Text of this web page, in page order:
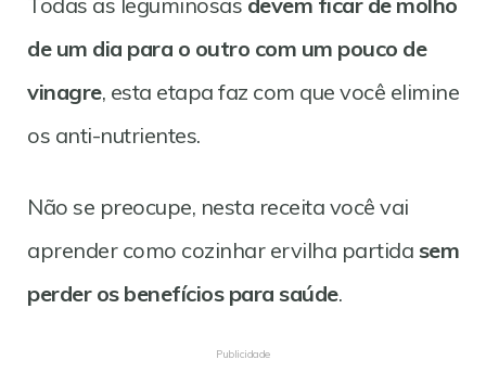
de um dia para o outro com um pouco de
vinagre, esta etapa faz com que você elimine
os anti-nutrientes.
Não se preocupe, nesta receita você vai
aprender como cozinhar ervilha partida sem
perder os benefícios para saúde.
Publicidade